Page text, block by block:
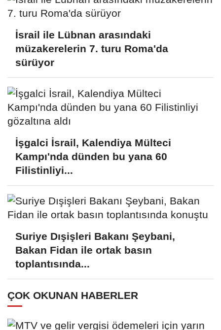
İsrail ile Lübnan arasındaki
müzakerelerin 7. turu Roma'da
sürüyor
İşgalci İsrail, Kalendiya Mülteci
Kampı'nda dünden bu yana 60
Filistinliyi...
Suriye Dışişleri Bakanı Şeybani,
Bakan Fidan ile ortak basın
toplantısında...
ÇOK OKUNAN HABERLER